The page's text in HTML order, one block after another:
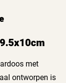
met
ontworpen is